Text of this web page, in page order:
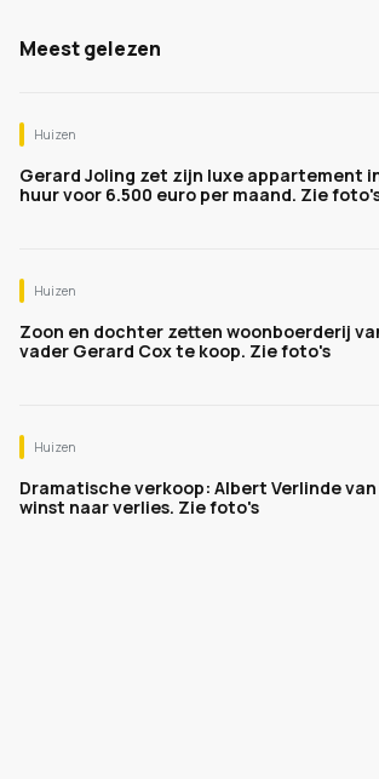
Meest gelezen
Huizen
Gerard Joling zet zijn luxe appartement
huur voor 6.500 euro per maand. Zie
Huizen
Zoon en dochter zetten woonboerderij
vader Gerard Cox te koop. Zie foto's
Huizen
Dramatische verkoop: Albert Verlinde
winst naar verlies. Zie foto's